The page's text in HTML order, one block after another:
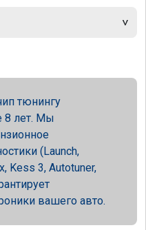
тюнингу
8 лет. Мы
(Launch,
Kess 3, Autotuner,
вашего авто.